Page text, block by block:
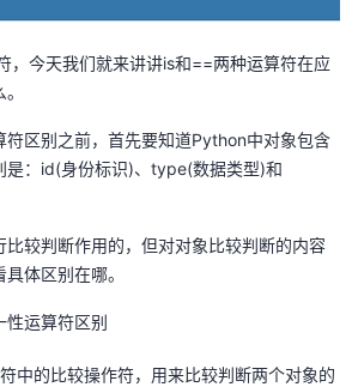
，今天我们就来讲讲is和==两种运算符在应
区别之前，首先要知道Python中对象包含
是：id(身份标识)、type(数据类型)和
较判断作用的，但对对象比较判断的内容
体区别在哪。
性运算符区别
中的比较操作符，用来比较判断两个对象的